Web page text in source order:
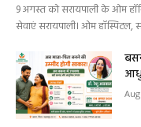
9 अगस्त को सरायपाली के ओम
सेवाएं सरायपाली। ओम हॉस्पिटल,